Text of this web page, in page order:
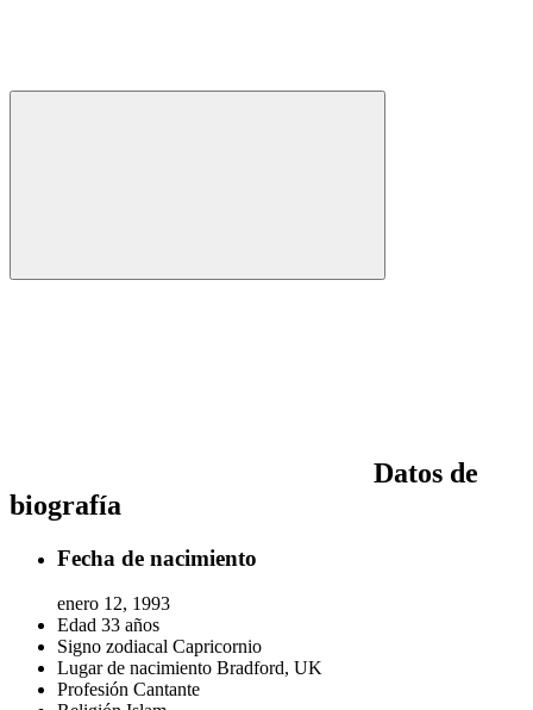
Datos de
biografía
Fecha de nacimiento
enero 12, 1993
Edad 33 años
Signo zodiacal Capricornio
Lugar de nacimiento Bradford, UK
Profesión Cantante